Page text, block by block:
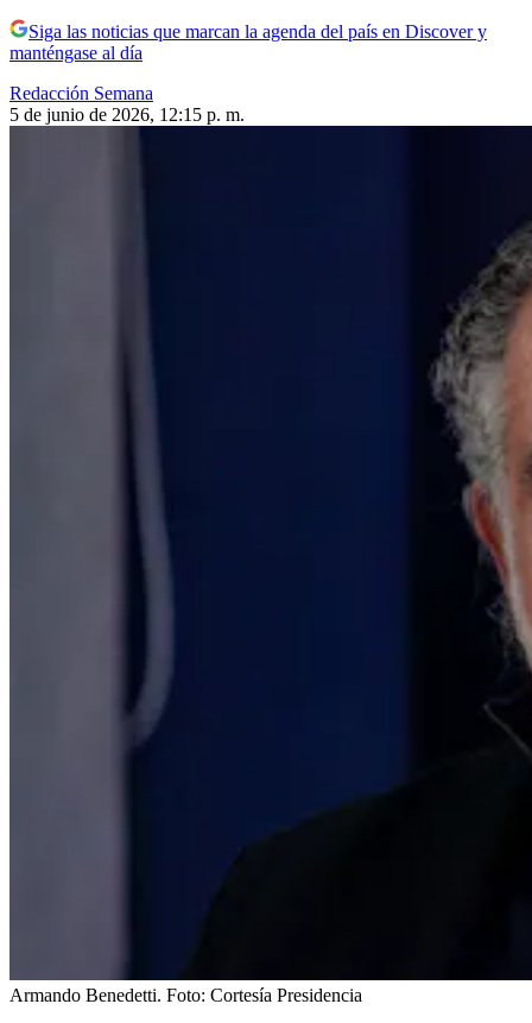
Siga las noticias que marcan la agenda del país en Discover y
manténgase al día
Redacción Semana
5 de junio de 2026, 12:15 p. m.
Armando Benedetti. Foto: Cortesía Presidencia